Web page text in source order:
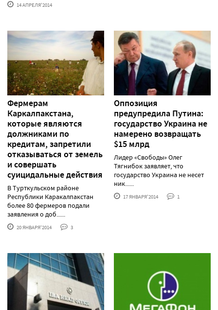
14 АПРЕЛЯ'2014
Фермерам
Каркалпакстана,
которые являются
должниками по
кредитам, запретили
отказываться от земель
и совершать
суицидальные действия
В Турткульском районе
Республики Каракалпакстан
более 80 фермеров подали
заявления о доб......
20 ЯНВАРЯ'2014 3
Оппозиция
предупредила Путина:
государство Украина не
намерено возвращать
$15 млрд
Лидер «Свободы» Олег
Тягнибок заявляет, что
государство Украина не несет
ник......
17 ЯНВАРЯ'2014 1